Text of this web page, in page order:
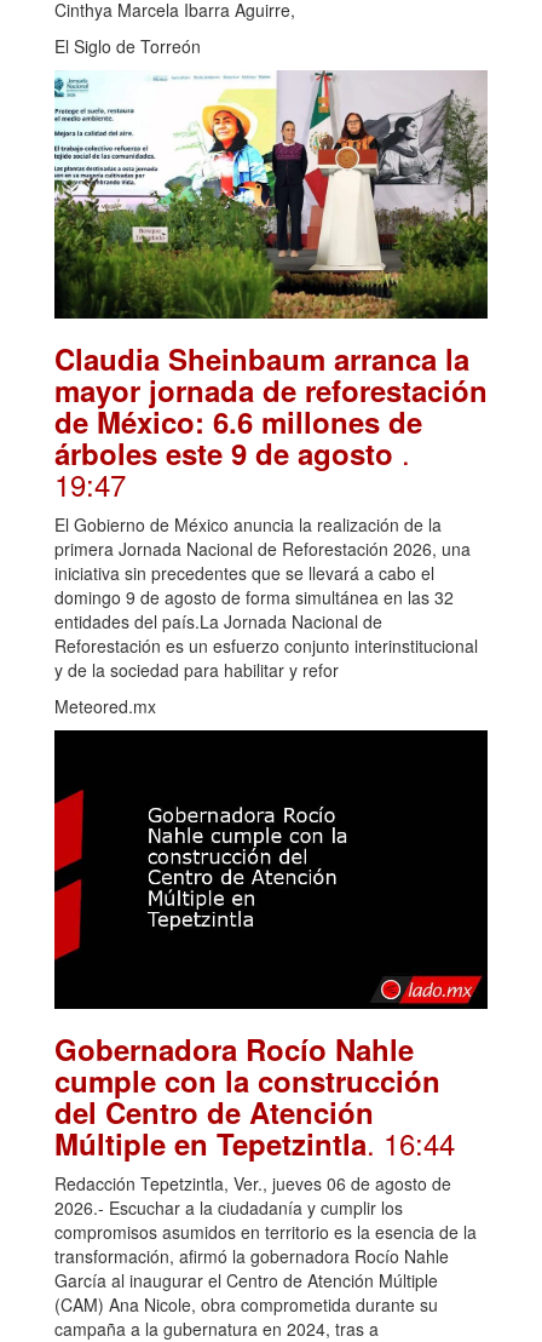
Cinthya Marcela Ibarra Aguirre,
El Siglo de Torreón
Claudia Sheinbaum arranca la
mayor jornada de reforestación
de México: 6.6 millones de
árboles este 9 de agosto .
19:47
El Gobierno de México anuncia la realización de la
primera Jornada Nacional de Reforestación 2026, una
iniciativa sin precedentes que se llevará a cabo el
domingo 9 de agosto de forma simultánea en las 32
entidades del país.La Jornada Nacional de
Reforestación es un esfuerzo conjunto interinstitucional
y de la sociedad para habilitar y refor
Meteored.mx
Gobernadora Rocío Nahle
cumple con la construcción
del Centro de Atención
Múltiple en Tepetzintla. 16:44
Redacción Tepetzintla, Ver., jueves 06 de agosto de
2026.- Escuchar a la ciudadanía y cumplir los
compromisos asumidos en territorio es la esencia de la
transformación, afirmó la gobernadora Rocío Nahle
García al inaugurar el Centro de Atención Múltiple
(CAM) Ana Nicole, obra comprometida durante su
campaña a la gubernatura en 2024, tras a